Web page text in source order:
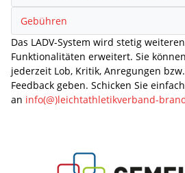
Gebühren
Das LADV-System wird stetig
Funktionalitäten erweitert. Sie
jederzeit Lob, Kritik, Anregungen
Feedback geben. Schicken Sie
an info(@)leichtathletikverband-